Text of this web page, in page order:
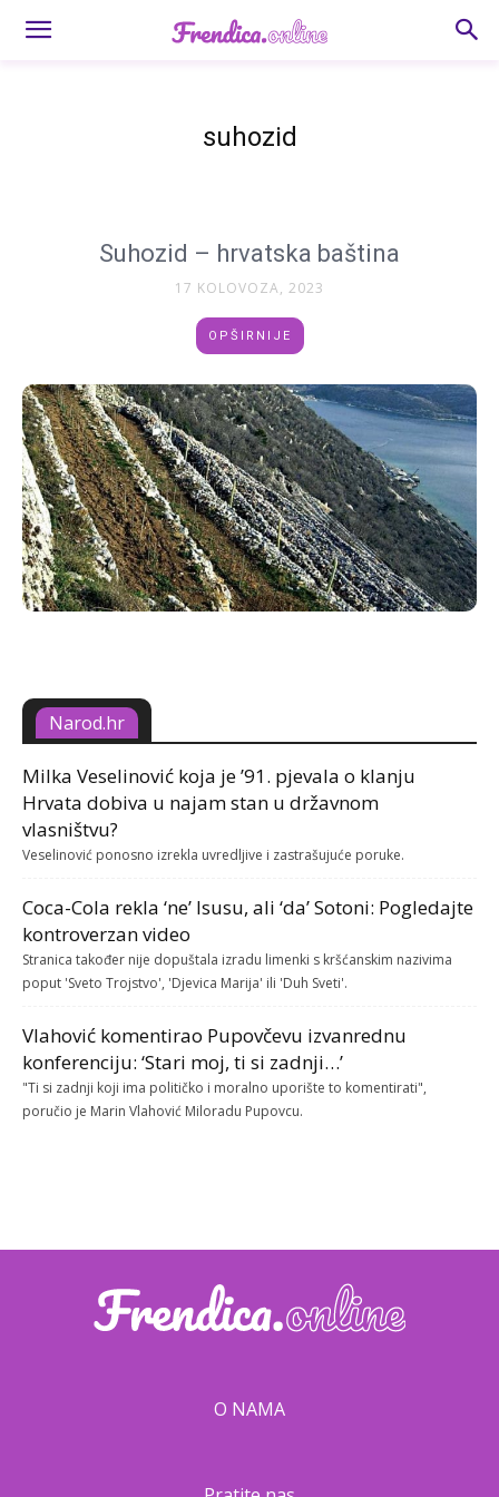
suhozid
Suhozid – hrvatska baština
17 KOLOVOZA, 2023
OPŠIRNIJE
Narod.hr
Milka Veselinović koja je ’91. pjevala o klanju
Hrvata dobiva u najam stan u državnom
vlasništvu?
Veselinović ponosno izrekla uvredljive i zastrašujuće poruke.
Coca-Cola rekla ‘ne’ Isusu, ali ‘da’ Sotoni: Pogledajte
kontroverzan video
Stranica također nije dopuštala izradu limenki s kršćanskim nazivima
poput 'Sveto Trojstvo', 'Djevica Marija' ili 'Duh Sveti'.
Vlahović komentirao Pupovčevu izvanrednu
konferenciju: ‘Stari moj, ti si zadnji…’
"Ti si zadnji koji ima političko i moralno uporište to komentirati",
poručio je Marin Vlahović Miloradu Pupovcu.
O NAMA